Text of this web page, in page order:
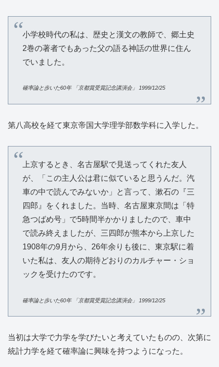
小学校時代の私は、歴史と漢文の教師で、郷土史
2巻の著者でもあった父の語る神話の世界に住ん
でいました。
確率論と歩いた60年 「京都賞受賞記念講演会」 1999/12/25
第八高校を経て東京帝国大学理学部数学科に入学した。
上京するとき、名古屋駅で見送ってくれた友人
が、「この主人公は君に似ていると思うんだ。汽
車の中で読んでみないか」と言って、漱石の『三
四郎』をくれました。当時、名古屋東京間は「特
急つばめ号」で5時間半かかりましたので、車中
で読み終えましたが、三四郎が熊本から上京した
1908年の9月から、26年余りも後に、東京駅に着
いた私は、友人の期待どおりのカルチャー・ショ
ックを受けたのです。
確率論と歩いた60年 「京都賞受賞記念講演会」 1999/12/25
当初は大学で力学を学びたいと考えていたものの、次第に
統計力学を経て確率論に興味を持つようになった。